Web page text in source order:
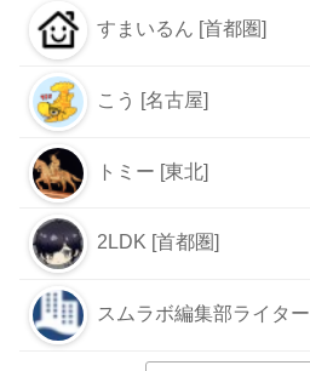
すまいるん [首都圏]
こう [名古屋]
トミー [東北]
2LDK [首都圏]
スムラボ編集部ライター